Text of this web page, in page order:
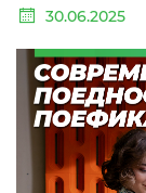
30.06.2025